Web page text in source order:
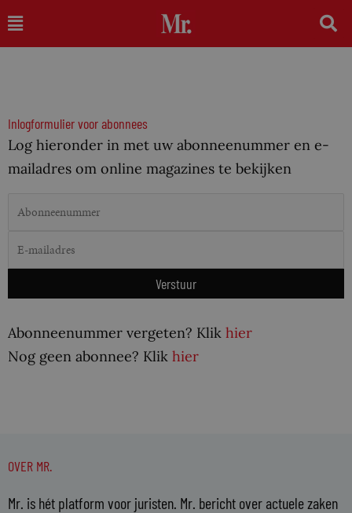
naar
Main
Menu
Inlogformulier voor abonnees
Log hieronder in met uw abonneenummer en e-
mailadres om online magazines te bekijken
Abonneenummer vergeten? Klik hier
Nog geen abonnee? Klik hier
OVER MR.
Mr. is hét platform voor juristen. Mr. bericht over actuele zaken